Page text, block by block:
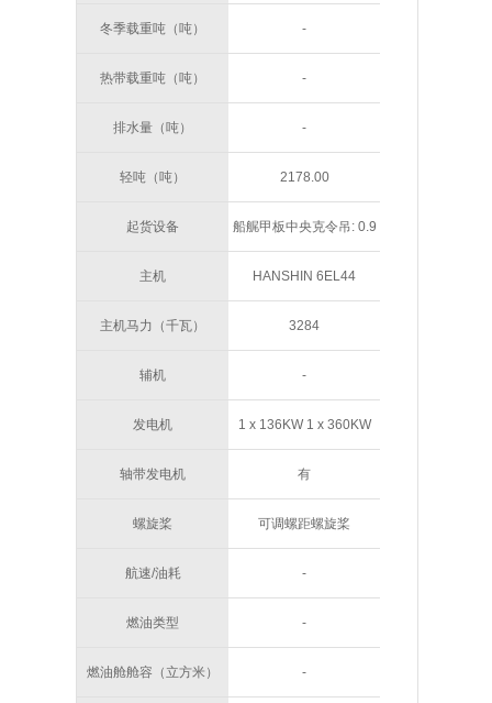
冬季载重吨（吨） -
热带载重吨（吨） -
排水量（吨） -
轻吨（吨） 2178.00
起货设备 船艉甲板中央克令吊: 0.9
吨 11米 右舷甲板主克令
吊: 0.9吨 11米
主机 HANSHIN 6EL44
4400BHP
主机马力（千瓦） 3284
辅机 -
发电机 1 x 136KW 1 x 360KW
轴带发电机 有
螺旋桨 可调螺距螺旋桨
航速/油耗 -
燃油类型 -
燃油舱舱容（立方米） -